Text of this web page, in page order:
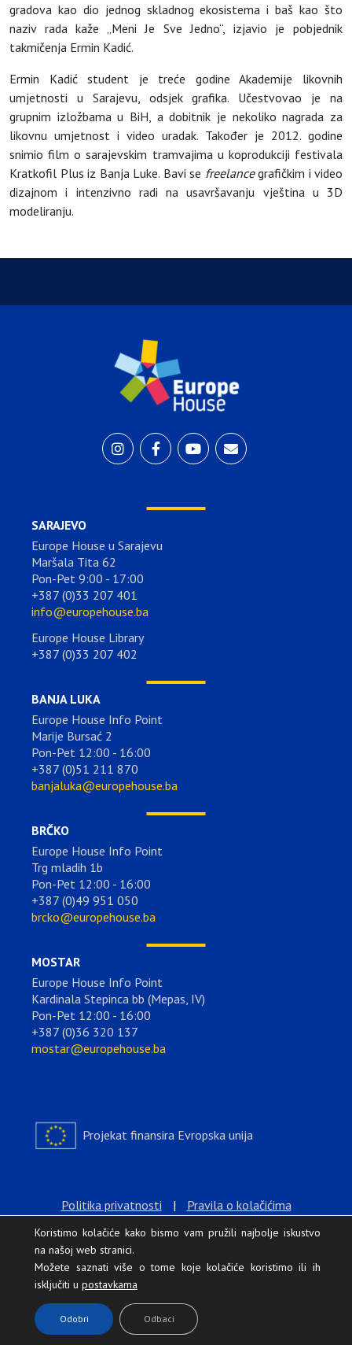
gradova kao dio jednog skladnog ekosistema i baš kao što
naziv rada kaže „Meni Je Sve Jedno“, izjavio je pobjednik
takmičenja Ermin Kadić.
Ermin Kadić student je treće godine Akademije likovnih
umjetnosti u Sarajevu, odsjek grafika. Učestvovao je na
grupnim izložbama u BiH, a dobitnik je nekoliko nagrada za
likovnu umjetnost i video uradak. Također je 2012. godine
snimio film o sarajevskim tramvajima u koprodukciji festivala
Kratkofil Plus iz Banja Luke. Bavi se freelancegrafičkim i video
dizajnom i intenzivno radi na usavršavanju vještina u 3D
modeliranju.
SARAJEVO
Europe House u Sarajevu
Maršala Tita 62
Pon-Pet 9:00 - 17:00
+387 (0)33 207 401
info@europehouse.ba
Europe House Library
+387 (0)33 207 402
BANJA LUKA
Europe House Info Point
Marije Bursać 2
Pon-Pet 12:00 - 16:00
+387 (0)51 211 870
banjaluka@europehouse.ba
BRČKO
Europe House Info Point
Trg mladih 1b
Pon-Pet 12:00 - 16:00
+387 (0)49 951 050
brcko@europehouse.ba
MOSTAR
Europe House Info Point
Kardinala Stepinca bb (Mepas, IV)
Pon-Pet 12:00 - 16:00
+387 (0)36 320 137
mostar@europehouse.ba
Projekat finansira Evropska unija
Politika privatnosti | Pravila o kolačićima
Europe House © 2026 Sva prava zadržana.
Koristimo kolačiće kako bismo vam pružili najbolje iskustvo
na našoj web stranici.
Možete saznati više o tome koje kolačiće koristimo ili ih
isključiti u postavkama
.
Odobri Odbaci